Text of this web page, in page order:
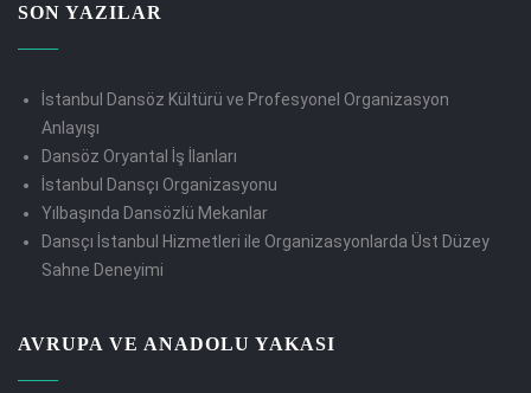
SON YAZILAR
İstanbul Dansöz Kültürü ve Profesyonel Organizasyon
Anlayışı
Dansöz Oryantal İş İlanları
İstanbul Dansçı Organizasyonu
Yılbaşında Dansözlü Mekanlar
Dansçı İstanbul Hizmetleri ile Organizasyonlarda Üst Düzey
Sahne Deneyimi
AVRUPA VE ANADOLU YAKASI